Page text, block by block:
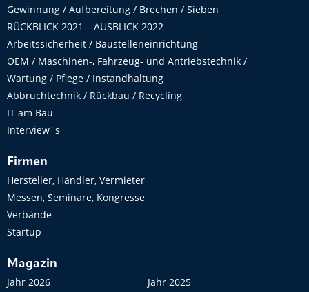
Gewinnung / Aufbereitung / Brechen / Sieben
RÜCKBLICK 2021 – AUSBLICK 2022
Arbeitssicherheit / Baustelleneinrichtung
OEM / Maschinen-, Fahrzeug- und Antriebstechnik /
Wartung / Pflege / Instandhaltung
Abbruchtechnik / Rückbau / Recycling
IT am Bau
Interview´s
Firmen
Hersteller, Händler, Vermieter
Messen, Seminare, Kongresse
Verbände
Startup
Magazin
Jahr 2026
Jahr 2025